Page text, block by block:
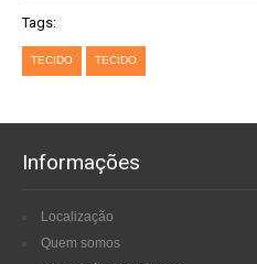
Tags:
TECIDO TECIDO
Informações
Localização
Quem somos